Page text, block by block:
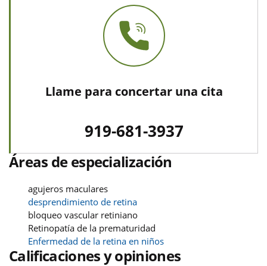
Llame para concertar una cita
919-681-3937
Áreas de especialización
agujeros maculares
desprendimiento de retina
bloqueo vascular retiniano
Retinopatía de la prematuridad
Enfermedad de la retina en niños
Calificaciones y opiniones